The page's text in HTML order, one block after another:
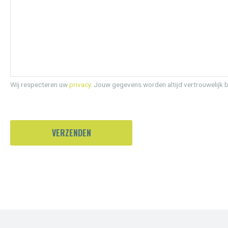
Wij respecteren uwprivacy. Jouw gegevens worden altijd vertrouwelijk
VERZENDEN